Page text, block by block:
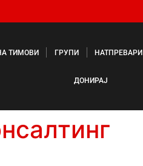
ТИМОВИ ГРУПИ НАТПРЕВАРИ
ДОНИРАЈ